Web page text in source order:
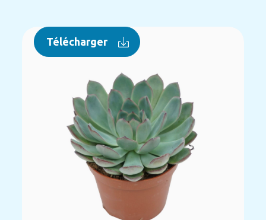
Télécharger